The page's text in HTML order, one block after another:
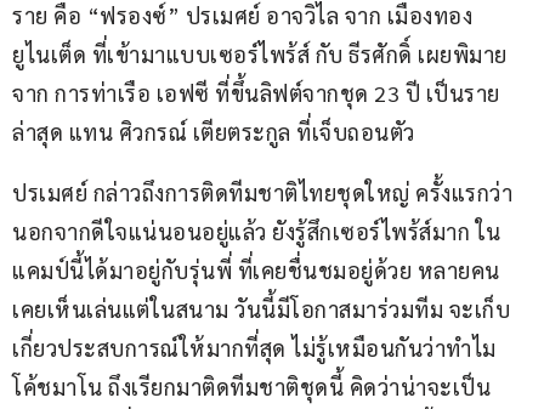
ราย คือ “ฟรองซ์” ปรเมศย์ อาจวิไล จาก เมืองทอง
ยูไนเต็ด ที่เข้ามาแบบเซอร์ไพร้ส์ กับ ธีรศักดิ์ เผยพิมาย
จาก การท่าเรือ เอฟซี ที่ขึ้นลิฟต์จากชุด 23 ปี เป็นราย
ล่าสุด แทน ศิวกรณ์ เตียตระกูล ที่เจ็บถอนตัว
ปรเมศย์ กล่าวถึงการติดทีมชาติไทยชุดใหญ่ ครั้งแรกว่า
นอกจากดีใจแน่นอนอยู่แล้ว ยังรู้สึกเซอร์ไพร้ส์มาก ใน
แคมป์นี้ได้มาอยู่กับรุ่นพี่ ที่เคยชื่นชมอยู่ด้วย หลายคน
เคยเห็นเล่นแต่ในสนาม วันนี้มีโอกาสมาร่วมทีม จะเก็บ
เกี่ยวประสบการณ์ให้มากที่สุด ไม่รู้เหมือนกันว่าทำไม
โค้ชมาโน ถึงเรียกมาติดทีมชาติชุดนี้ คิดว่าน่าจะเป็น